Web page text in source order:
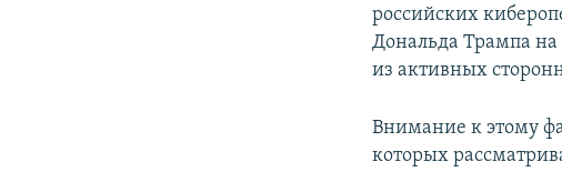
российских
Дональда Трампа
из активных
Внимание к этому
которых